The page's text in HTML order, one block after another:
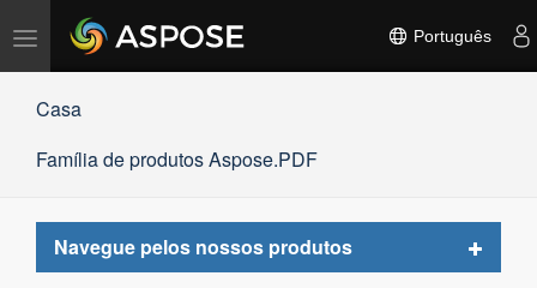
Alternar
navegação
Português
Casa
Família de produtos Aspose.PDF
Navegue pelos nossos produtos
Toggle